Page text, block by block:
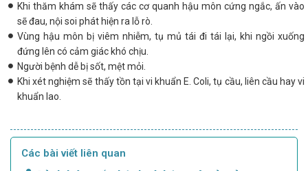
Khi thăm khám sẽ thấy các cơ quanh hậu môn cứng ngắc, ấn vào
sẽ đau, nội soi phát hiện ra lỗ rò.
Vùng hậu môn bị viêm nhiễm, tụ mủ tái đi tái lại, khi ngồi xuống
đứng lên có cảm giác khó chịu.
Người bệnh dễ bị sốt, mệt mỏi.
Khi xét nghiệm sẽ thấy tồn tại vi khuẩn E. Coli, tụ cầu, liên cầu hay vi
khuẩn lao.
Các bài viết liên quan